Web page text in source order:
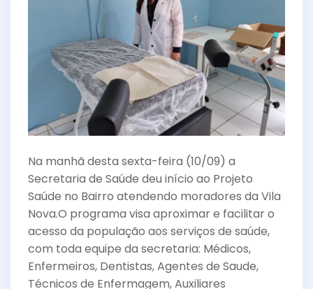
o
k
Na manhã desta sexta-feira (10/09) a
Secretaria de Saúde deu início ao Projeto
Saúde no Bairro atendendo moradores da Vila
Nova.O programa visa aproximar e facilitar o
acesso da população aos serviços de saúde,
com toda equipe da secretaria: Médicos,
Enfermeiros, Dentistas, Agentes de Saude,
Técnicos de Enfermagem, Auxiliares